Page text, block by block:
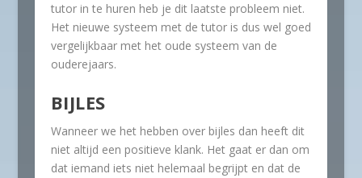
tutor in te huren heb je dit laatste probleem niet.
Het nieuwe systeem met de tutor is dus wel goed
vergelijkbaar met het oude systeem van de
ouderejaars.
BIJLES
Wanneer we het hebben over bijles dan heeft dit
niet altijd een positieve klank. Het gaat er dan om
dat iemand iets niet helemaal begrijpt en dat de